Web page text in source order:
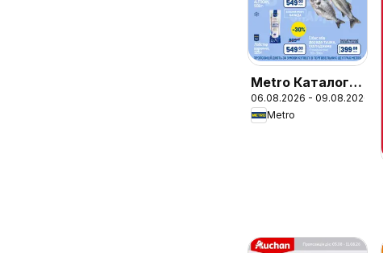
Metro Каталог
"Вигідних
вихідних
06.08.2026 - 09.08.2026
Metro